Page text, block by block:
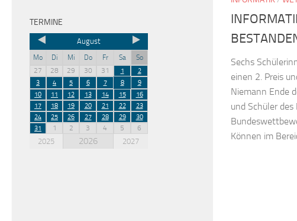
Sechs
einen 2. Preis
Niemann Ende
und Schüler
Können im
TERMINE
August
Mo Di Mi Do Fr Sa
So
27
28 29 30 31 1
2
3
4 5 6 7 8
9
10
11 12 13 14 15
16
17
18 19 20 21 22
23
24
25 26 27 28 29
30
31
1 2 3 4 5 6
2025 2026 2027